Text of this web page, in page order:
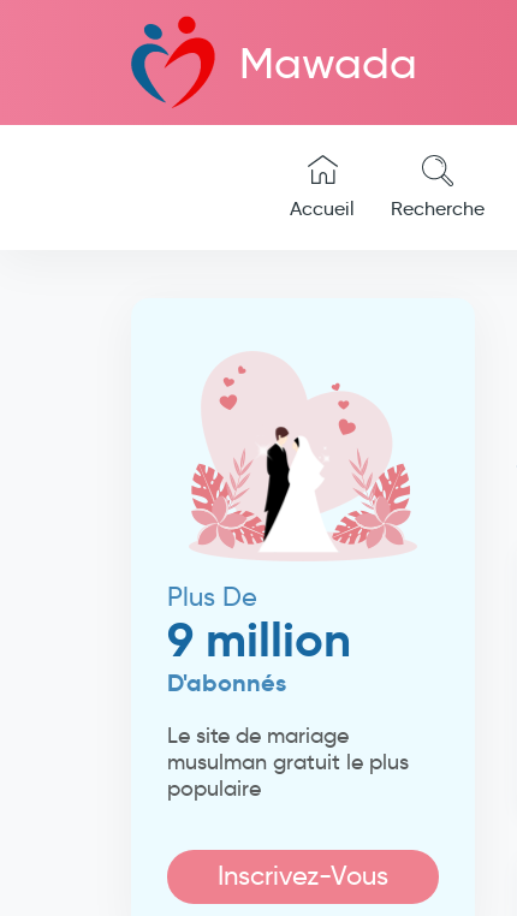
Mawada
Accueil Recherche
Plus De
9 million
D'abonnés
Le site de mariage
musulman gratuit le plus
populaire
Inscrivez-Vous